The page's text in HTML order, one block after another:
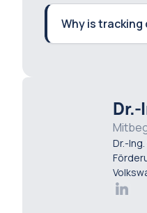
Why is
Dr.-
Dr.-